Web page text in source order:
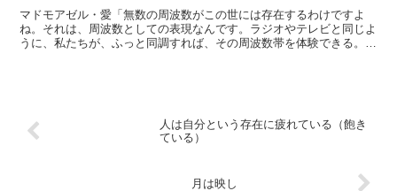
マドモアゼル・愛「無数の周波数がこの世には存在するわけですよ
ね。それは、周波数としての表現なんです。ラジオやテレビと同じよ
うに、私たちが、ふっと同調すれば、その周波数帯を体験できる。だ
人は自分という存在に疲れている（飽き
ている）
月は映し